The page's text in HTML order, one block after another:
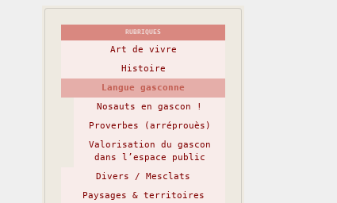
RUBRIQUES
Art de vivre
Histoire
Langue gasconne
Nosauts en gascon !
Proverbes (arréprouès)
Valorisation du gascon
dans l’espace public
Divers / Mesclats
Paysages & territoires